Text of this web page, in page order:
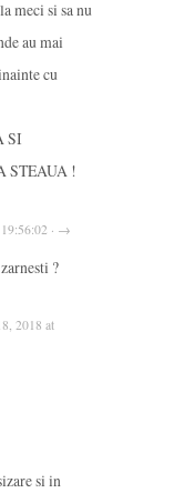
meci si sa nu
au mai
cu
SI
STEAUA !
19:56:02 · →
?
2018 at
si in